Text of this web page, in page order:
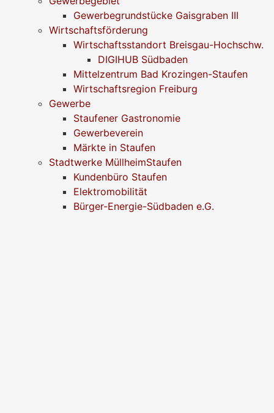
Gewerbegrundstücke Gaisgraben III
Wirtschaftsförderung
Wirtschaftsstandort Breisgau-Hochschw.
DIGIHUB Südbaden
Mittelzentrum Bad Krozingen-Staufen
Wirtschaftsregion Freiburg
Gewerbe
Staufener Gastronomie
Gewerbeverein
Märkte in Staufen
Stadtwerke MüllheimStaufen
Kundenbüro Staufen
Elektromobilität
Bürger-Energie-Südbaden e.G.